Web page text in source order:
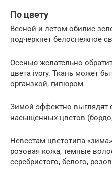
По цвету
Весной и летом обилие
подчеркнет белоснежное
Осенью желательно
цвета ivory. Ткань может
органзкой, гипюром
Зимой эффектно выглядят
насыщенных цветов
Невестам цветотипа
розовая кожа, темные
серебристого, белого,